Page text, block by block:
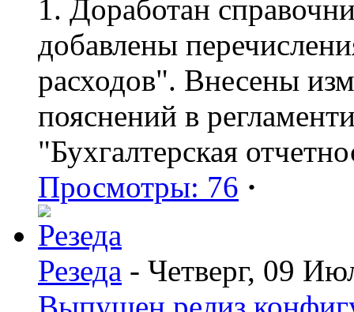
1. Доработан
добавлены
расходов". Внесены
пояснений в
"Бухгалтерская
Просмотры: 76 ·
Резеда - Четверг, 09